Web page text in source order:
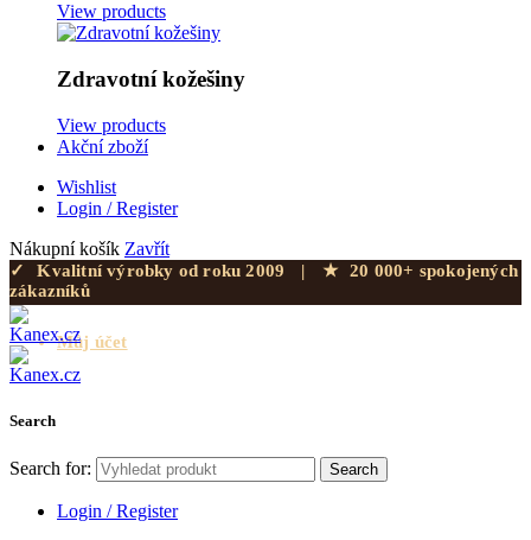
View products
Zdravotní kožešiny
View products
Akční zboží
Wishlist
Login / Register
Nákupní košík Zavřít
✓ Kvalitní výrobky od roku 2009 | ★
20 000+ spokojených
zákazníků
Můj účet
Search
Search for: Search
Login / Register